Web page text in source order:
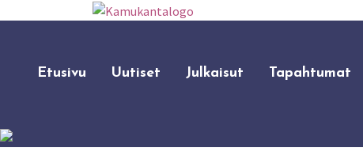
Etusivu Uutiset Julkaisut Tapahtumat